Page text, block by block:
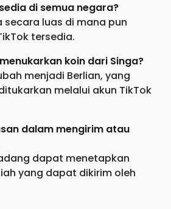
di semua negara?
secara luas di mana pun
tersedia.
koin dari Singa?
menjadi Berlian, yang
melalui akun TikTok
dalam mengirim atau
dapat menetapkan
yang dapat dikirim oleh